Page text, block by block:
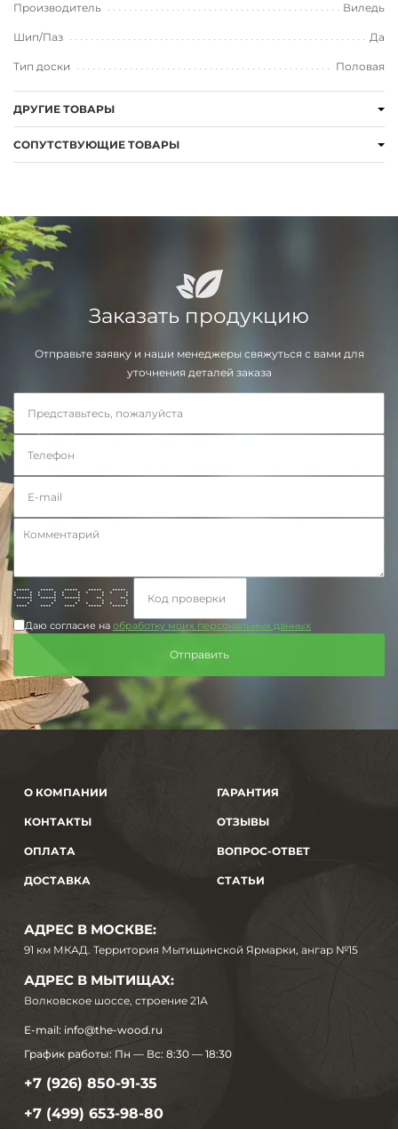
Производитель Виледь
Шип/Паз Да
Тип доски Половая
ДРУГИЕ ТОВАРЫ
СОПУТСТВУЮЩИЕ ТОВАРЫ
Заказать продукцию
Отправьте заявку и наши менеджеры свяжуться с вами для
уточнения деталей заказа
***** ***** ***** ***** *****
* * * * * * * * * *
* * * * * * * *
****** ****** ****** ** **
* * * * *
* * * * * * *
**** **** **** ***** *****
Даю согласие на обработку моих персональных данных
О КОМПАНИИ
КОНТАКТЫ
ОПЛАТА
ДОСТАВКА
ГАРАНТИЯ
ОТЗЫВЫ
ВОПРОС-ОТВЕТ
СТАТЬИ
АДРЕС В МОСКВЕ:
91 км МКАД. Территория Мытищинской Ярмарки, ангар №15
АДРЕС В МЫТИЩАХ:
Волковское шоссе, строение 21А
E-mail: info@the-wood.ru
График работы: Пн — Вс: 8:30 — 18:30
+7 (926) 850-91-35
+7 (499) 653-98-80